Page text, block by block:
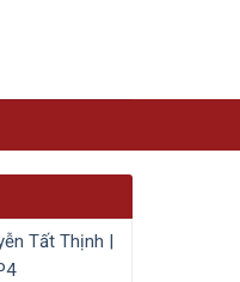
Tất Thịnh |